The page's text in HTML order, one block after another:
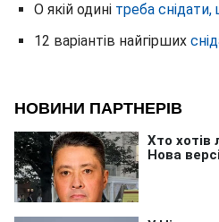
О якій одині треба
12 варіантів найгірших